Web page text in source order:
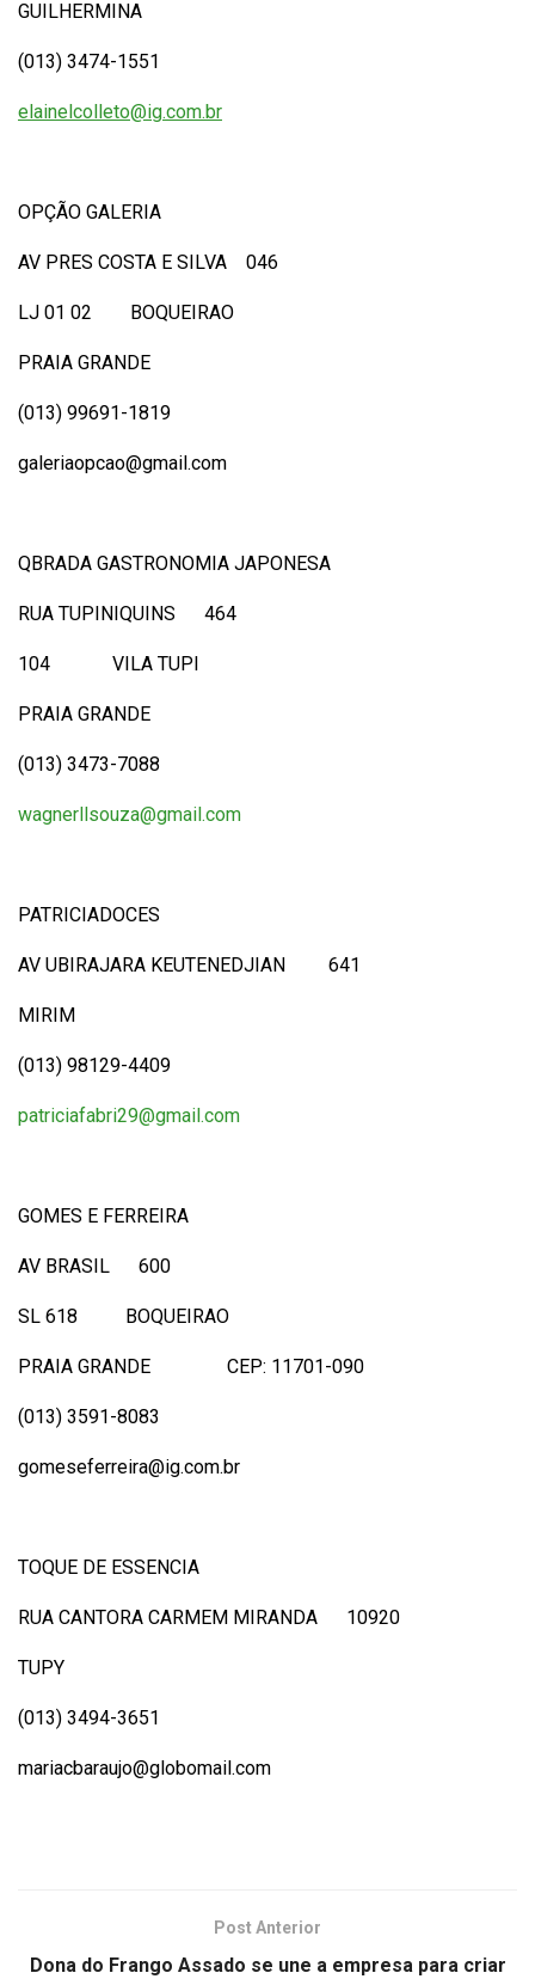
GUILHERMINA
(013) 3474-1551
elainelcolleto@ig.com.br
OPÇÃO GALERIA
AV PRES COSTA E SILVA 046
LJ 01 02 BOQUEIRAO
PRAIA GRANDE
(013) 99691-1819
galeriaopcao@gmail.com
QBRADA GASTRONOMIA JAPONESA
RUA TUPINIQUINS 464
104 VILA TUPI
PRAIA GRANDE
(013) 3473-7088
wagnerllsouza@gmail.com
PATRICIADOCES
AV UBIRAJARA KEUTENEDJIAN 641
MIRIM
(013) 98129-4409
patriciafabri29@gmail.com
GOMES E FERREIRA
AV BRASIL 600
SL 618 BOQUEIRAO
PRAIA GRANDE CEP: 11701-090
(013) 3591-8083
gomeseferreira@ig.com.br
TOQUE DE ESSENCIA
RUA CANTORA CARMEM MIRANDA 10920
TUPY
(013) 3494-3651
mariacbaraujo@globomail.com
Post Anterior
Dona do Frango Assado se une a empresa para criar